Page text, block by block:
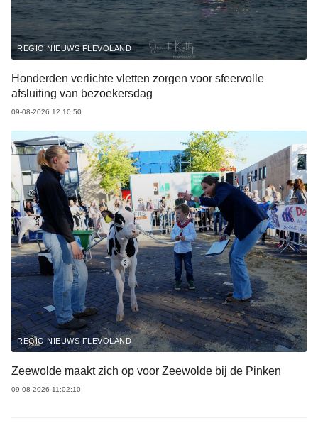
REGIO NIEUWS FLEVOLAND
Honderden verlichte vletten zorgen voor sfeervolle
afsluiting van bezoekersdag
09-08-2026 12:10:50
REGIO NIEUWS FLEVOLAND
Zeewolde maakt zich op voor Zeewolde bij de Pinken
09-08-2026 11:02:10